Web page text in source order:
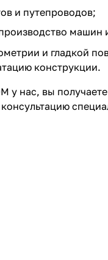
и путепроводов;
машин
и гладкой
конструкции.
у нас, вы